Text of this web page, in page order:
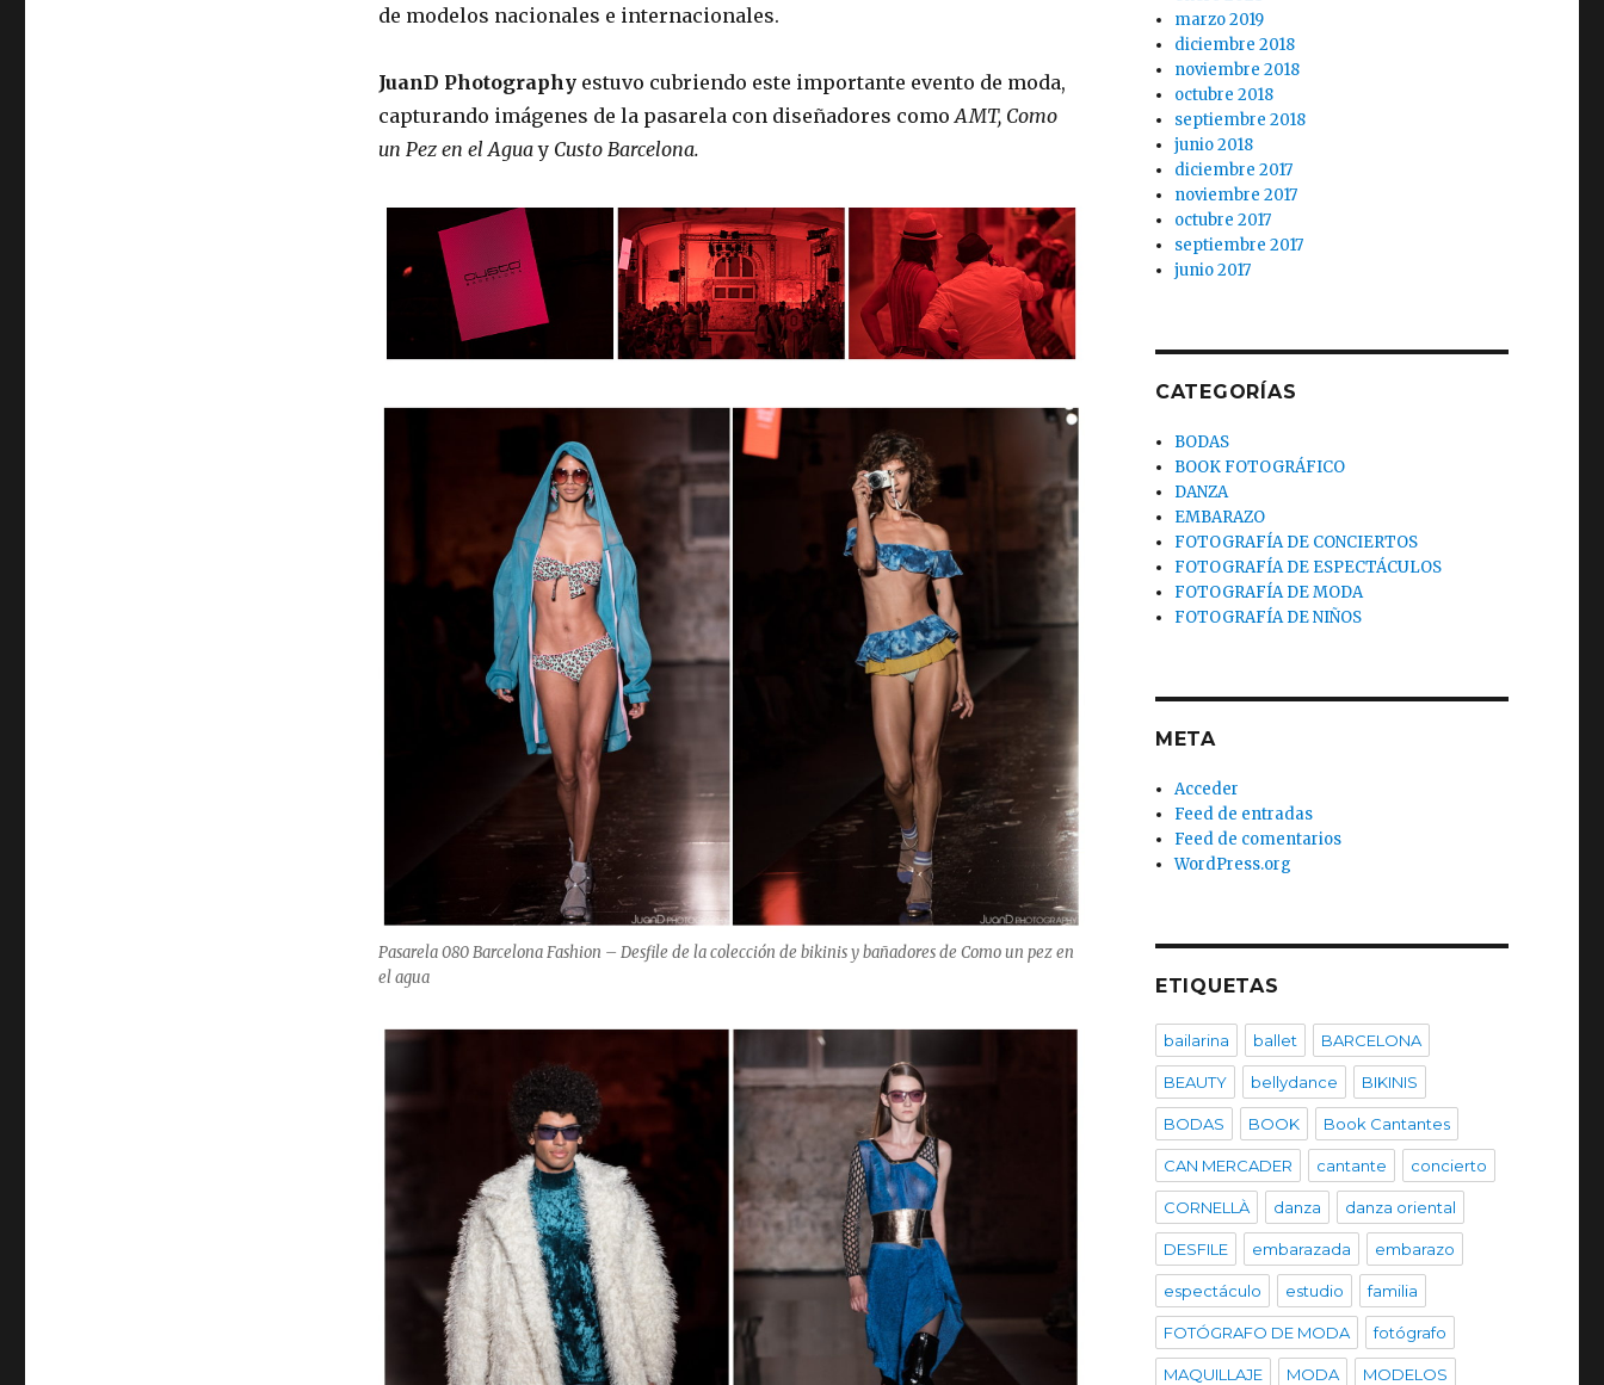
de modelos nacionales e internacionales.
JuanD Photographyestuvo cubriendo este importante evento de moda,
capturando imágenes de la pasarela con diseñadores como AMT, Como
un Pez en el AguayCusto Barcelona.
Pasarela 080 Barcelona Fashion – Desfile de la colección de bikinis y bañadores de Como un pez en
el agua
marzo 2019
diciembre 2018
noviembre 2018
octubre 2018
septiembre 2018
junio 2018
diciembre 2017
noviembre 2017
octubre 2017
septiembre 2017
junio 2017
CATEGORÍAS
BODAS
BOOK FOTOGRÁFICO
DANZA
EMBARAZO
FOTOGRAFÍA DE CONCIERTOS
FOTOGRAFÍA DE ESPECTÁCULOS
FOTOGRAFÍA DE MODA
FOTOGRAFÍA DE NIÑOS
META
Acceder
Feed de entradas
Feed de comentarios
WordPress.org
ETIQUETAS
bailarina ballet BARCELONA
BEAUTY bellydance BIKINIS
BODAS BOOK Book Cantantes
CAN MERCADER cantante concierto
CORNELLÀ danza danza oriental
DESFILE embarazada embarazo
espectáculo estudio familia
FOTÓGRAFO DE MODA fotógrafo
MAQUILLAJE MODA MODELOS